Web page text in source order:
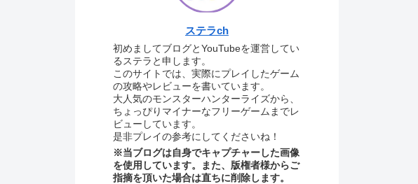
ステラch
初めましてブログとYouTubeを運営してい
るステラと申します。
このサイトでは、実際にプレイしたゲーム
の攻略やレビューを書いています。
大人気のモンスターハンターライズから、
ちょっぴりマイナーなフリーゲームまでレ
ビューしています。
是非プレイの参考にしてくださいね！
※当ブログは自身でキャプチャーした画像
を使用しています。また、版権者様からご
指摘を頂いた場合は直ちに削除します。